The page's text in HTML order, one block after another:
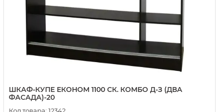
ШКАФ-КУПЕ ЕКОНОМ 1100 СК. КОМБО Д-З (ДВА
ФАСАДА)-20
Код товара: 12342